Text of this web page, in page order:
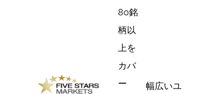
80銘
柄以
上を
カバ
ー
幅広いユ